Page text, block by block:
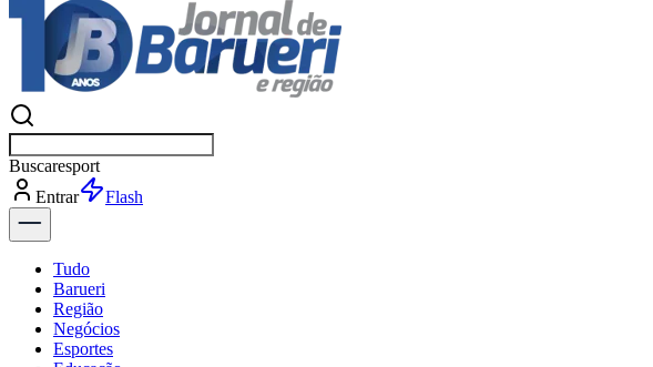
Buscaresportes
Entrar
Flash
Tudo
Barueri
Região
Negócios
Esportes